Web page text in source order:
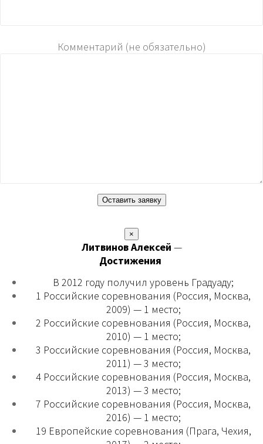
Комментарий (не обязательно)
×
Литвинов Алексей —
Достижения
В 2012 году получил уровень Градуаду;
1 Российские соревнования (Россия, Москва,
2009) — 1 место;
2 Российские соревнования (Россия, Москва,
2010) — 1 место;
3 Российские соревнования (Россия, Москва,
2011) — 3 место;
4 Российские соревнования (Россия, Москва,
2013) — 3 место;
7 Российские соревнования (Россия, Москва,
2016) — 1 место;
19 Европейские соревнования (Прага, Чехия,